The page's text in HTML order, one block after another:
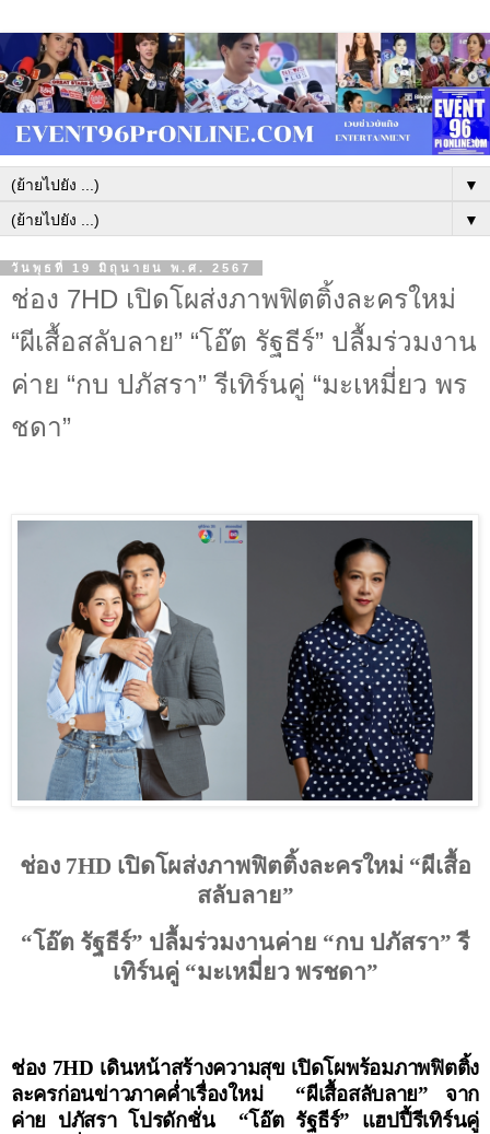
▼
▼
วันพุธที่ 19 มิถุนายน พ.ศ. 2567
ช่อง 7HD เปิดโผส่งภาพฟิตติ้งละครใหม่
“ผีเสื้อสลับลาย” “โอ๊ต รัฐธีร์” ปลื้มร่วมงาน
ค่าย “กบ ปภัสรา” รีเทิร์นคู่ “มะเหมี่ยว พร
ชดา”
ช่อง 7HD เปิดโผส่งภาพฟิตติ้งละครใหม่ “ผีเสื้อ
สลับลาย”
“โอ๊ต รัฐธีร์” ปลื้มร่วมงานค่าย “กบ ปภัสรา” รี
เทิร์นคู่ “มะเหมี่ยว พรชดา”
ช่อง 7HD เดินหน้าสร้างความสุข เปิดโผพร้อมภาพฟิตติ้ง
ละครก่อนข่าวภาคค่ำเรื่องใหม่
“ผีเสื้อสลับลาย” จาก
ค่าย ปภัสรา โปรดักชั่น
“โอ๊ต รัฐธีร์” แฮปปี้รีเทิร์นคู่